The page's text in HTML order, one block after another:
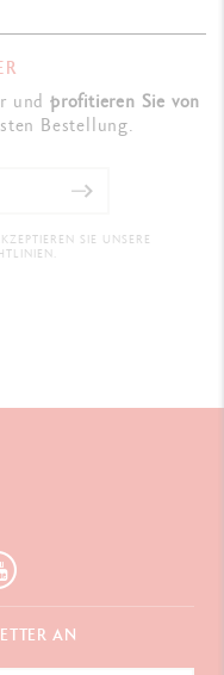
undprofitieren Sie von
Bestellung.
SIE UNSERE
AN